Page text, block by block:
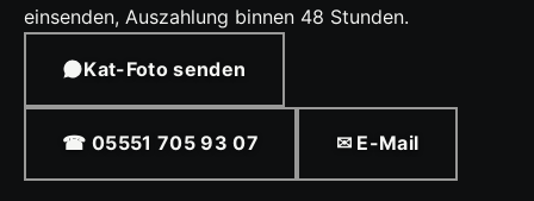
einsenden, Auszahlung binnen 48 Stunden.
Kat-Foto senden
☎ 05551 705 93 07 ✉ E-Mail